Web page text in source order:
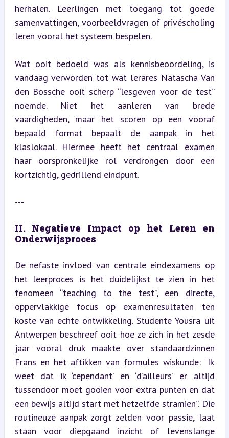
herhalen. Leerlingen met toegang tot goede
samenvattingen, voorbeeldvragen of privéscholing
leren vooral het systeem bespelen.
Wat ooit bedoeld was als kennisbeoordeling, is
vandaag verworden tot wat lerares Natascha Van
den Bossche ooit scherp “lesgeven voor de test”
noemde. Niet het aanleren van brede
vaardigheden, maar het scoren op een vooraf
bepaald format bepaalt de aanpak in het
klaslokaal. Hiermee heeft het centraal examen
haar oorspronkelijke rol verdrongen door een
kortzichtig, gedrillend eindpunt.
---
II. Negatieve Impact op het Leren en
Onderwijsproces
De nefaste invloed van centrale eindexamens op
het leerproces is het duidelijkst te zien in het
fenomeen “teaching to the test”, een directe,
oppervlakkige focus op examenresultaten ten
koste van echte ontwikkeling. Studente Yousra uit
Antwerpen beschreef ooit hoe ze zich in het zesde
jaar vooral druk maakte over standaardzinnen
Frans en het aftikken van formules wiskunde: “Ik
weet dat ik ‘cependant’ en ‘d’ailleurs’ er altijd
tussendoor moet gooien voor extra punten en dat
een bewijs altijd start met hetzelfde stramien”. Die
routineuze aanpak zorgt zelden voor passie, laat
staan voor diepgaand inzicht of levenslange